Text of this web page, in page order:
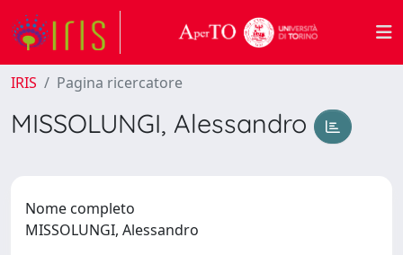
IRIS Pagina ricercatore
MISSOLUNGI, Alessandro
Nome completo
MISSOLUNGI, Alessandro